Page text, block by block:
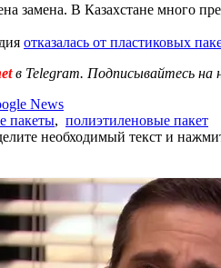
замена. В Казахстане много
отказалась от пластиковых
в Telegram. Подписывайтесь на
News
пакеты, полиэтиленовые пакет
необходимый текст и